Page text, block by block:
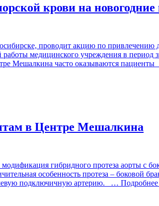
крови на
проводит акцию по привлечению
медицинского учреждения в
Мешалкина часто оказываются пациенты
в Центре Мешалкина
гибридного протеза аорты с
особенность протеза – боковой
подключичную артерию.
… Подробнее